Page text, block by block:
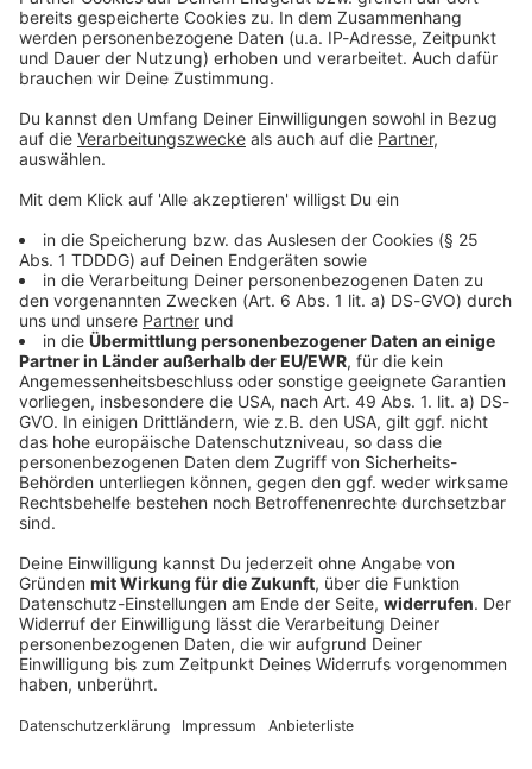
Sprachnachricht
© dpa-infocom, dpa:260116-930-552885/3
Bayern
Mit diesen Temperaturen geht Bayern ins
Wochenende
Gewitter und Schauer sind in Bayern weiterhin
zunächst nur im Süden möglich. Wie ist die Lage in